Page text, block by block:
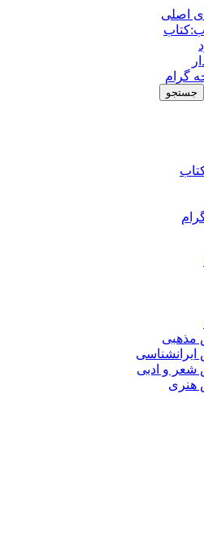
اصلی
جستجو
مذهبی
شعر و ادبی
هنری